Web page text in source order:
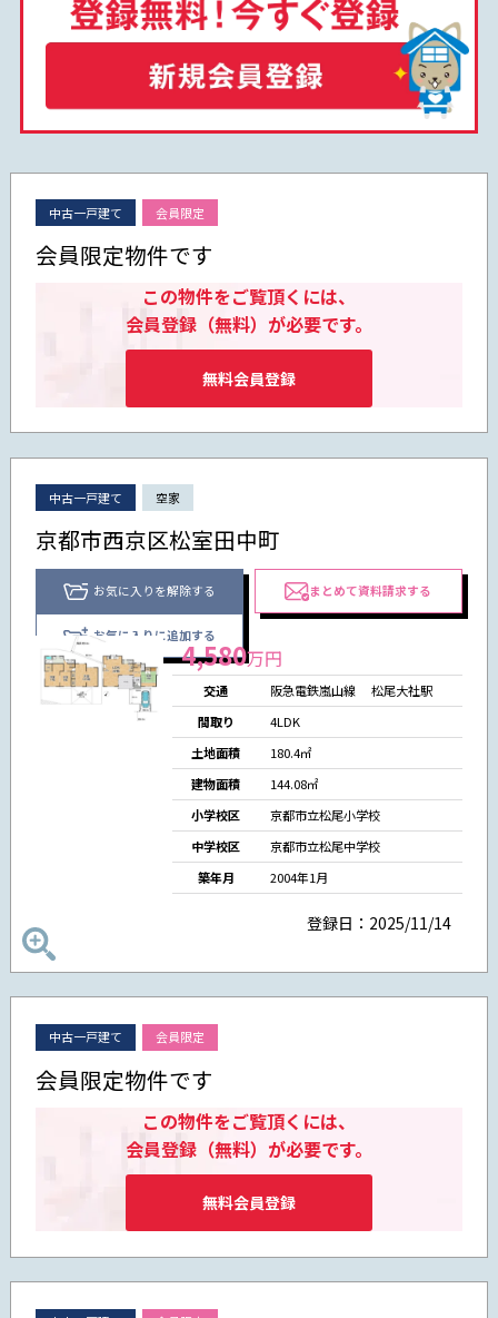
中古一戸建て 会員限定
会員限定物件です
この物件をご覧頂くには、
会員登録（無料）が必要です。
無料会員登録
中古一戸建て 空家
京都市西京区松室田中町
お気に入りを解除する
お気に入りに追加する
まとめて資料請求する
4,580万円
交通 阪急電鉄嵐山線松尾大社駅
間取り
4LDK
土地面積
180.4㎡
建物面積
144.08㎡
小学校区
京都市立松尾小学校
中学校区
京都市立松尾中学校
築年月
2004年1月
登録日：2025/11/14
中古一戸建て 会員限定
会員限定物件です
この物件をご覧頂くには、
会員登録（無料）が必要です。
無料会員登録